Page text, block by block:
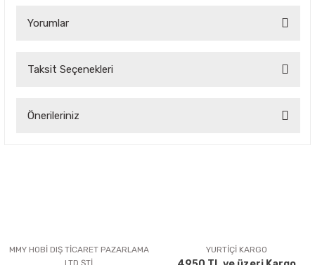
Yorumlar
Taksit Seçenekleri
Önerileriniz
Ürün açıklamasında eksik bilgiler bulunuyor.
MMY HOBİ DIŞ TİCARET PAZARLAMA
YURTİÇİ KARGO